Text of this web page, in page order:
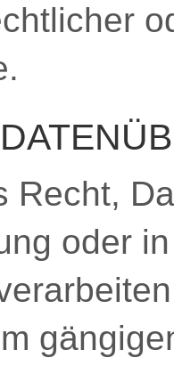
Recht,
oder